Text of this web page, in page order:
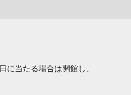
に当たる場合は開館し、